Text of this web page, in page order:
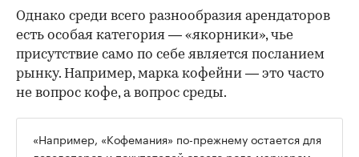
Однако среди всего разнообразия арендаторов
есть особая категория — «якорники», чье
присутствие само по себе является посланием
рынку. Например, марка кофейни — это часто
не вопрос кофе, а вопрос среды.
«Например, «Кофемания» по-прежнему остается для